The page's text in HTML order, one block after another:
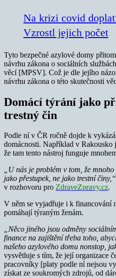
Na krizi covid
Vzrostl jejich počet
Tyto bezpečné azylové domy
návrhu zákona o sociálních
věcí [MPSV]. Což je dle jejího
návrhu zákona o této skutečnosti
Domácí týrání jako
trestný čin
Podle ní v ČR ročně dojde k
domácnosti. Například v Rakousko
že tam tento nástroj funguje
„U nás je problém v tom, že
jako přestupek, ne jako trestní činy,“
v rozhovoru pro ZdraveZpravy.cz.
V něm se vyjadřuje i k financování
pomáhají týraným ženám.
„Něco jiného jsou odměny
finance na zajištění třeba toho,
našeho azylového domu nonstop,
vysvětluje s tím, že její organizace
pracovníky [platy podle ní nejsou
získat ze soukromých zdrojů, od